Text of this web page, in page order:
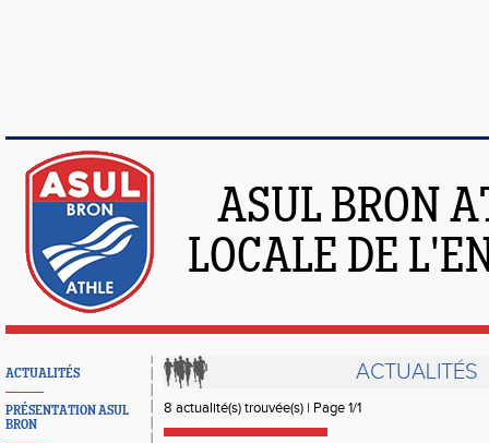
ASUL BRON
LOCALE DE
ACTUALITÉS
PRÉSENTATION ASUL
BRON
ACTUALITÉS
8 actualité(s) trouvée(s) | Page 1/1